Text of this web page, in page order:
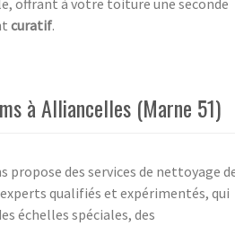
offrant à votre toiture une seconde
curatif.
à Alliancelles (Marne 51)
propose des services de nettoyage
qualifiés et expérimentés, qui
échelles spéciales, des